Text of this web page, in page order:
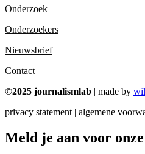
Onderzoek
Onderzoekers
Nieuwsbrief
Contact
©2025 journalismlab | made by
privacy statement | algemene
Meld je aan voor